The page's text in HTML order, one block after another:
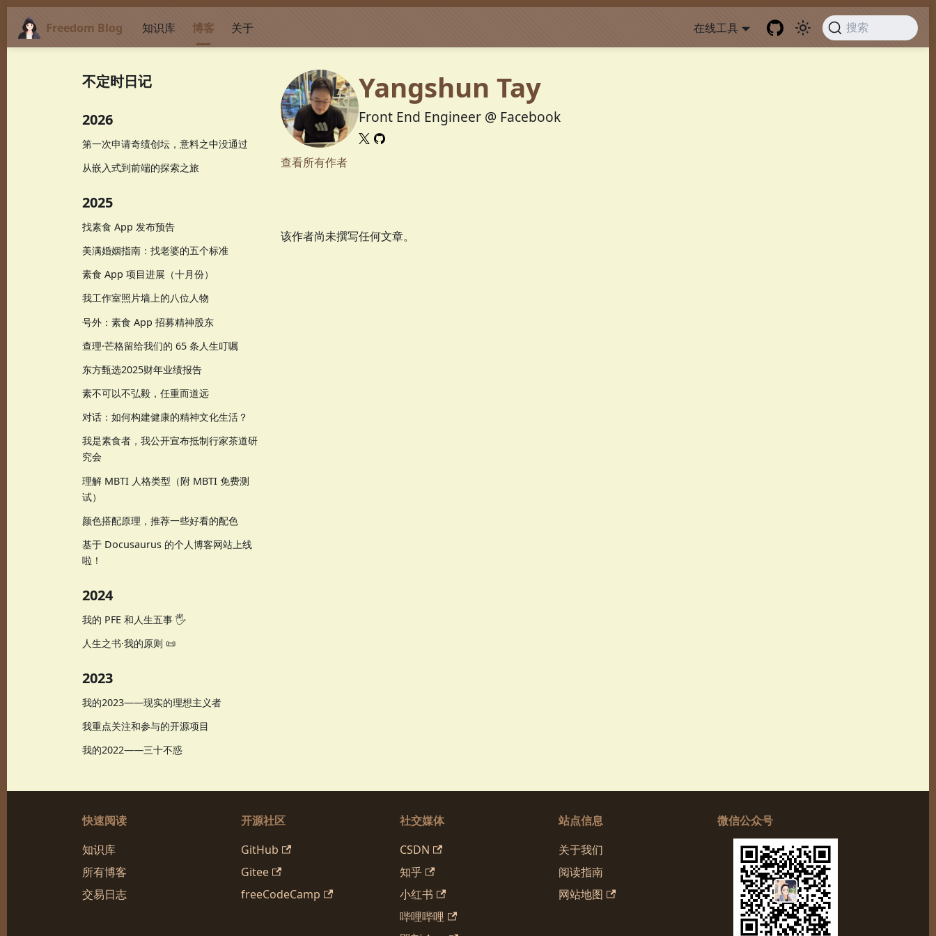
Freedom Blog 知识库 博客 关于 在线工具 搜索
不定时日记
2026
第一次申请奇绩创坛，意料之中没通过
从嵌入式到前端的探索之旅
2025
找素食 App 发布预告
美满婚姻指南：找老婆的五个标准
素食 App 项目进展（十月份）
我工作室照片墙上的八位人物
号外：素食 App 招募精神股东
查理·芒格留给我们的 65 条人生叮嘱
东方甄选2025财年业绩报告
素不可以不弘毅，任重而道远
对话：如何构建健康的精神文化生活？
我是素食者，我公开宣布抵制行家茶道研
究会
理解 MBTI 人格类型（附 MBTI 免费测
试）
颜色搭配原理，推荐一些好看的配色
基于 Docusaurus 的个人博客网站上线
啦！
2024
我的 PFE 和人生五事 🖐
人生之书·我的原则 📜
2023
我的2023——现实的理想主义者
我重点关注和参与的开源项目
我的2022——三十不惑
Yangshun Tay
Front End Engineer @ Facebook
查看所有作者
该作者尚未撰写任何文章。
快速阅读
知识库
所有博客
交易日志
开源社区
GitHub
Gitee
freeCodeCamp
社交媒体
CSDN
知乎
小红书
哔哩哔哩
站点信息
关于我们
阅读指南
网站地图
微信公众号